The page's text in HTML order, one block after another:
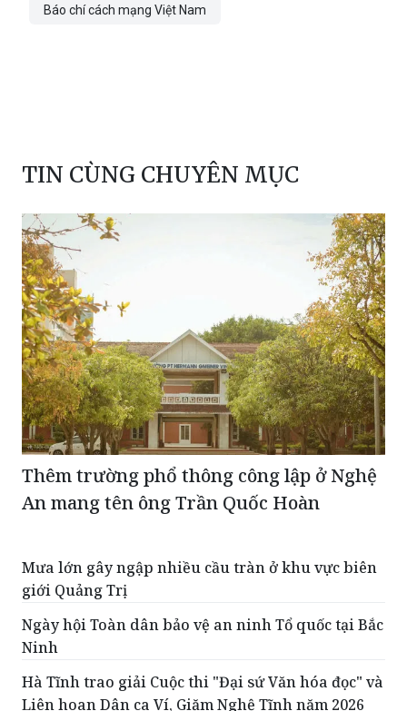
Báo chí cách mạng Việt Nam
TIN CÙNG CHUYÊN MỤC
Thêm trường phổ thông công lập ở Nghệ
An mang tên ông Trần Quốc Hoàn
Mưa lớn gây ngập nhiều cầu tràn ở khu vực biên
giới Quảng Trị
Ngày hội Toàn dân bảo vệ an ninh Tổ quốc tại Bắc
Ninh
Hà Tĩnh trao giải Cuộc thi "Đại sứ Văn hóa đọc" và
Liên hoan Dân ca Ví, Giặm Nghệ Tĩnh năm 2026